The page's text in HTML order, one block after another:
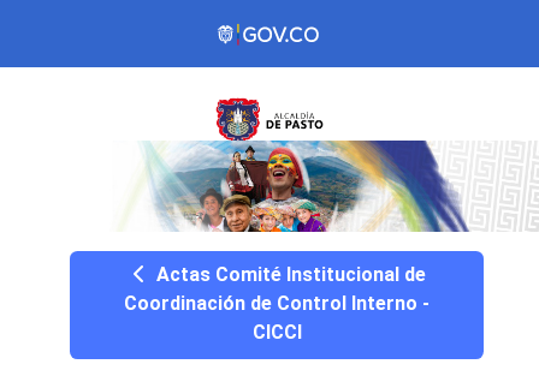
Actas Comité Institucional de
Coordinación de Control Interno -
CICCI